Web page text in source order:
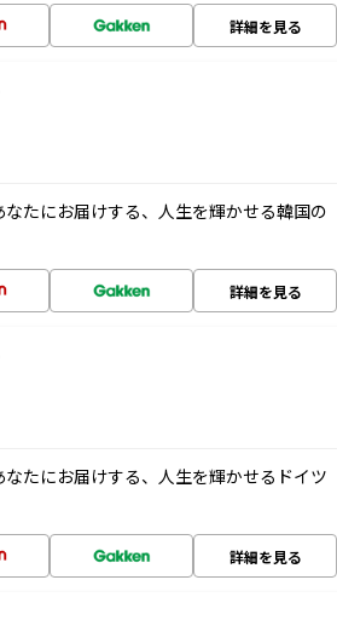
詳細を見る
たにお届けする、人生を輝かせる韓国の
詳細を見る
たにお届けする、人生を輝かせるドイツ
詳細を見る